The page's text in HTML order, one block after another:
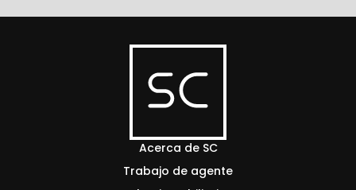
Acerca de SC
Trabajo de agente